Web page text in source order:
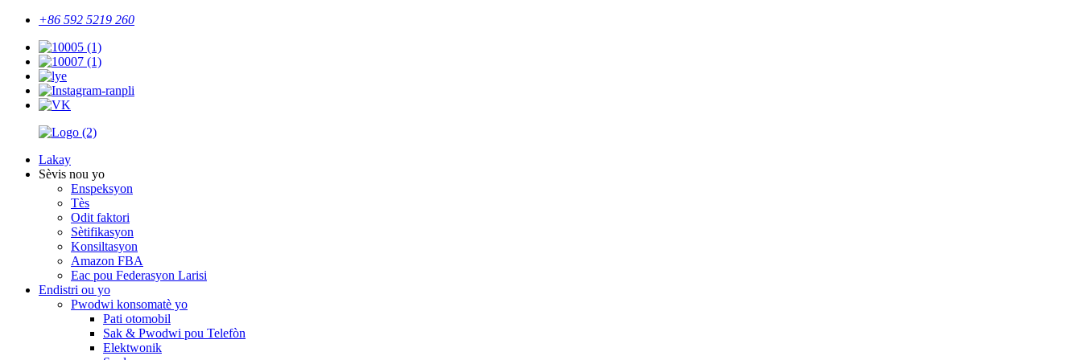
+86 592 5219 260
Lakay
Sèvis nou yo
Enspeksyon
Tès
Odit faktori
Sètifikasyon
Konsiltasyon
Amazon FBA
Eac pou Federasyon Larisi
Endistri ou yo
Pwodwi konsomatè yo
Pati otomobil
Sak & Pwodwi pou Telefòn
Elektwonik